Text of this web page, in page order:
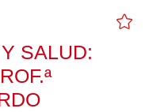
SALUD: